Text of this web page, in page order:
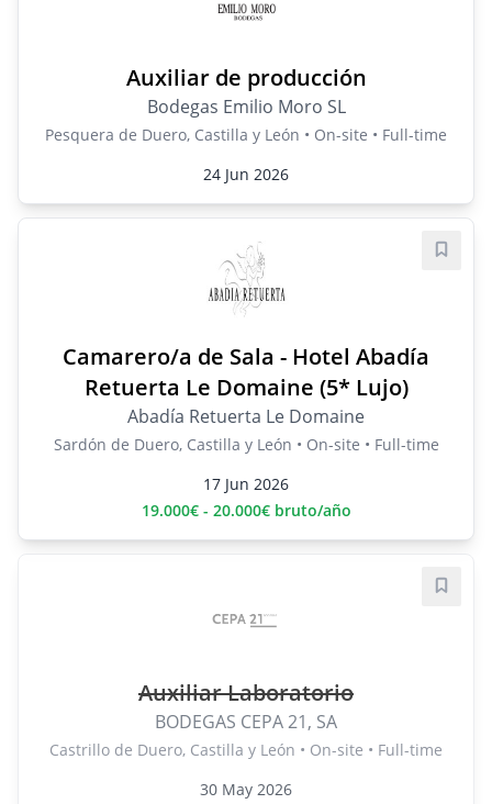
Auxiliar de producción
Bodegas Emilio Moro SL
Pesquera de Duero, Castilla y León • On-site • Full-time
24 Jun 2026
Camarero/a de Sala - Hotel Abadía
Retuerta Le Domaine (5* Lujo)
Abadía Retuerta Le Domaine
Sardón de Duero, Castilla y León • On-site • Full-time
17 Jun 2026
19.000€ - 20.000€ bruto/año
Save
Auxiliar Laboratorio
BODEGAS CEPA 21, SA
Castrillo de Duero, Castilla y León • On-site • Full-time
30 May 2026
Save